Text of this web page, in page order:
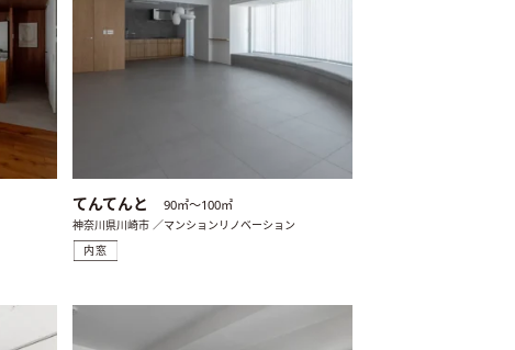
てんてんと 90㎡〜100㎡
神奈川県川崎市 ／マンションリノベーション
内窓